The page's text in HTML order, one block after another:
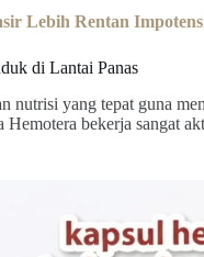
Lebih Rentan
di Lantai Panas
nutrisi yang tepat guna
bekerja sangat